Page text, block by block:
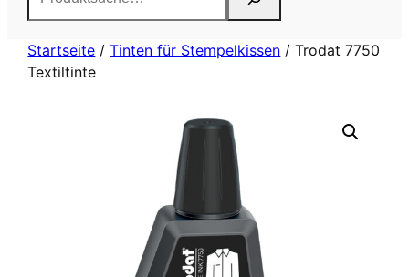
Startseite /Tinten für Stempelkissen / Trodat 7750
Textiltinte